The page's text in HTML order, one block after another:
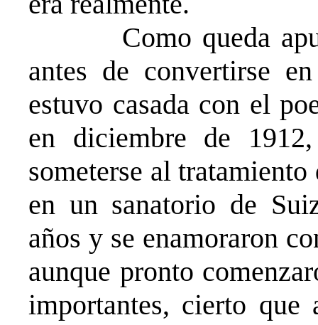
Como queda
antes de convertirse
estuvo casada con el
en diciembre de
someterse al
en un sanatorio de
años y se enamoraron
aunque pronto
importantes, cierto que